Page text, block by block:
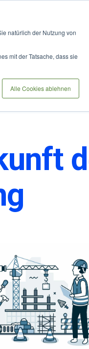
natürlich der Nutzung von
mit der Tatsache, dass sie
Alle Cookies ablehnen